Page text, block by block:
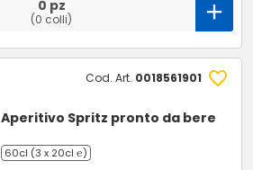
0 pz
(0 colli)
Cod. Art. 0018561901
Aperitivo Spritz pronto da bere
60cl (3 x 20cl ℮)